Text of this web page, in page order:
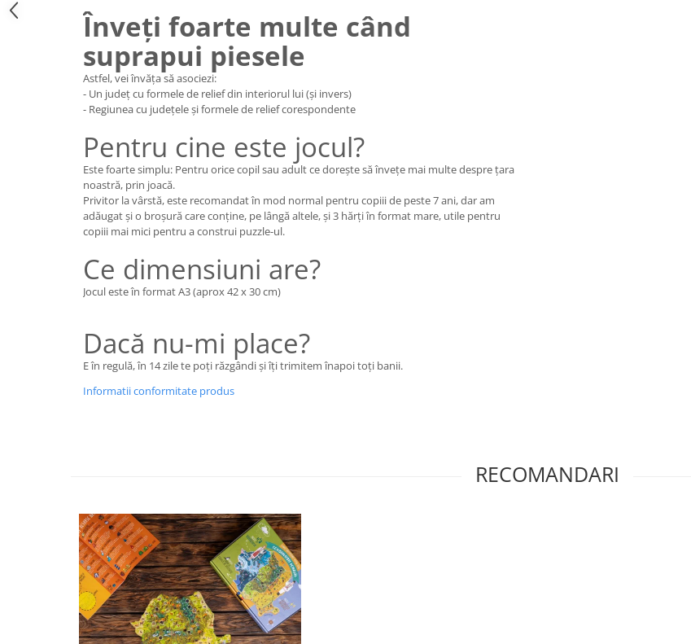
Înveți foarte multe când
suprapui piesele
Astfel, vei învăța să asociezi:
- Un județ cu formele de relief din interiorul lui (și invers)
- Regiunea cu județele și formele de relief corespondente
Pentru cine este jocul?
Este foarte simplu: Pentru orice copil sau adult ce dorește să învețe mai multe despre țara
noastră, prin joacă.
Privitor la vârstă, este recomandat în mod normal pentru copiii de peste 7 ani, dar am
adăugat și o broșură care conține, pe lângă altele, și 3 hărți în format mare, utile pentru
copiii mai mici pentru a construi puzzle-ul.
Ce dimensiuni are?
Jocul este în format A3 (aprox 42 x 30 cm)
Dacă nu-mi place?
E în regulă, în 14 zile te poți răzgândi și îți trimitem înapoi toți banii.
Informatii conformitate produs
RECOMANDARI